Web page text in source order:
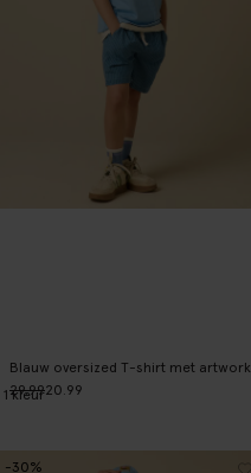
Blauw oversized T-shirt met artwork
29.9920.99
1kleur
-30%